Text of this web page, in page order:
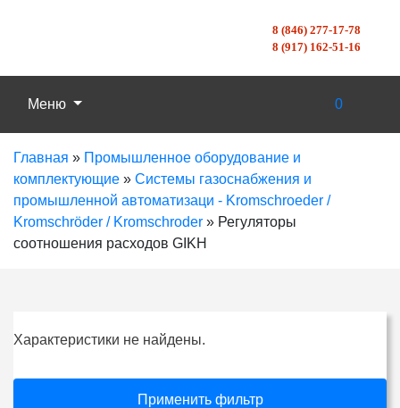
8 (846) 277-17-78
8 (917) 162-51-16
Меню 0
Главная » Промышленное оборудование и
комплектующие » Системы газоснабжения и
промышленной автоматизаци - Kromschroeder /
Kromschröder / Kromschroder » Регуляторы
соотношения расходов GIKH
Характеристики не найдены.
Применить фильтр